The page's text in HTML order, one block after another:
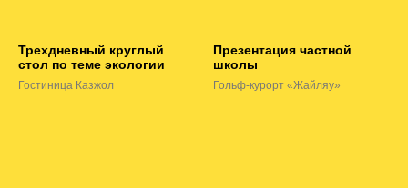
Трехдневный круглый
стол по теме экологии
Гостиница Казжол
Презентация частной
школы
Гольф-курорт «Жайляу»